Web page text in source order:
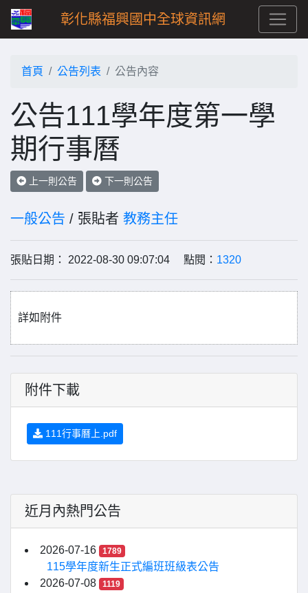
彰化縣福興國中全球資訊網
首頁 公告列表 公告內容
公告111學年度第一學
期行事曆
上一則公告 下一則公告
一般公告 / 張貼者 教務主任
張貼日期： 2022-08-30 09:07:04 點閱： 1320
詳如附件
附件下載
111行事曆上.pdf
近月內熱門公告
2026-07-16 1789
115學年度新生正式編班班級表公告
2026-07-08
1119